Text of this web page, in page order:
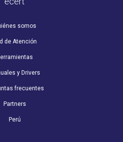
somos
de Atención
y Drivers
frecuentes
Partners
Perú